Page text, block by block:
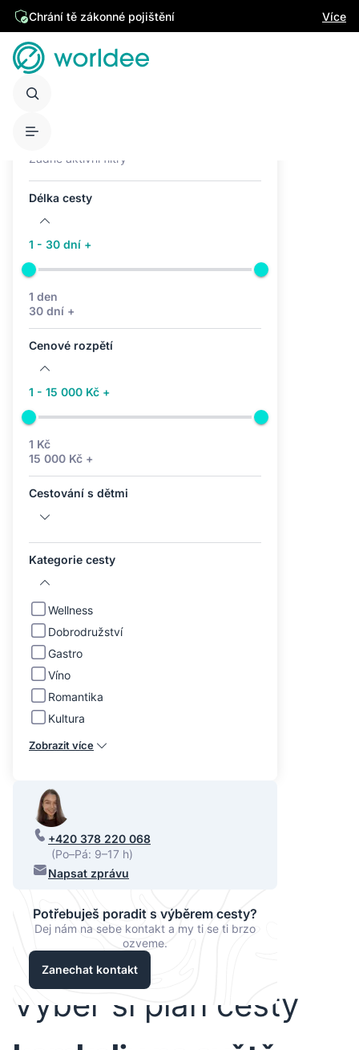
Chrání tě zákonné pojištění Více
Žádné aktivní filtry
Délka cesty
1 - 30 dní +
1 den
30 dní +
Cenové rozpětí
1 - 15 000 Kč +
1 Kč
15 000 Kč +
Cestování s dětmi
Kategorie cesty
Wellness
Dobrodružství
Gastro
Víno
Romantika
Kultura
Zobrazit více
+420 378 220 068
(Po–Pá: 9–17 h)
Napsat zprávu
Potřebuješ poradit s výběrem cesty?
Dej nám na sebe kontakt a my ti se ti brzo
ozveme.
Zanechat kontakt
Vyber si plán cesty